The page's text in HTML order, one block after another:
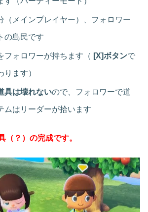
（メインプレイヤー）、フォロワー
の島民です
フォロワーが持ちます（ [X]ボタンで
ます）
具は壊れないので、フォロワーで道
ムはリーダーが拾います
（？）の完成です。